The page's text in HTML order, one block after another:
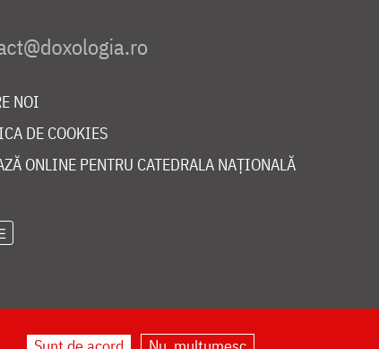
NOI
DE COOKIES
ONLINE PENTRU CATEDRALA NAȚIONALĂ